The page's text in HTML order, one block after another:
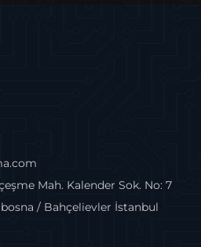
Alınır?
Mah. Kalender Sok. No: 7
/ Bahçelievler İstanbul